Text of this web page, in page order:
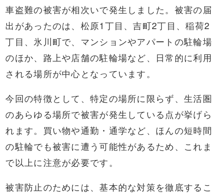
車盗難の被害が相次いで発生しました。被害の届
出があったのは、松原1丁目、吉町2丁目、稲荷2
丁目、氷川町で、マンションやアパートの駐輪場
のほか、路上や店舗の駐輪場など、日常的に利用
される場所が中心となっています。
今回の特徴として、特定の場所に限らず、生活圏
のあらゆる場所で被害が発生している点が挙げら
れます。買い物や通勤・通学など、ほんの短時間
の駐輪でも被害に遭う可能性があるため、これま
で以上に注意が必要です。
被害防止のためには、基本的な対策を徹底するこ